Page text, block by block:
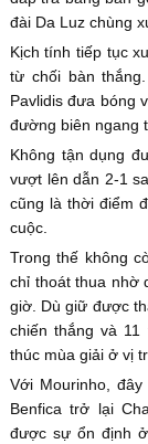
đài Da Luz chùng
Kịch tính tiếp tục
từ chối bàn
Pavlidis đưa bóng
đường biên ngang
Không tận dụng
vượt lên dẫn 2-1
cũng là thời điểm
cuộc.
Trong thế không
chỉ thoát thua nhờ
giờ. Dù giữ được
chiến thắng và
thúc mùa giải ở vị
Với Mourinho,
Benfica trở lại
được sự ổn định